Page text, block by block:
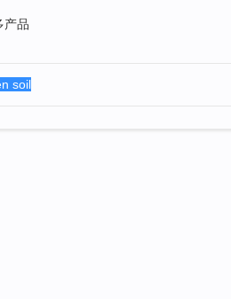
产品